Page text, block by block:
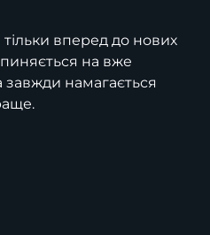
вперед до нових
на вже
завжди намагається